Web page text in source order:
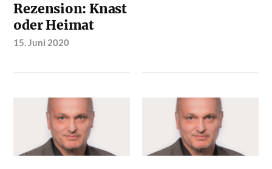
Rezension: Knast
oder Heimat
15. Juni 2020